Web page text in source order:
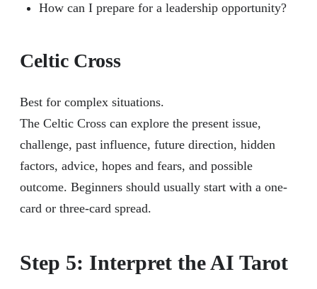
How can I prepare for a leadership opportunity?
Celtic Cross
Best for complex situations.
The Celtic Cross can explore the present issue,
challenge, past influence, future direction, hidden
factors, advice, hopes and fears, and possible
outcome. Beginners should usually start with a one-
card or three-card spread.
Step 5: Interpret the AI Tarot